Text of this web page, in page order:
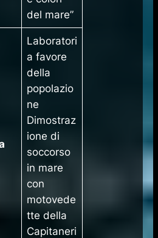
del mare”
Laboratori
a favore
della
popolazio
ne
Dimostraz
ione di
soccorso
in mare
con
motovede
tte della
Capitaneri